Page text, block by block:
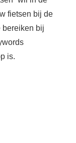
fietsen bij de
bereiken bij
is.